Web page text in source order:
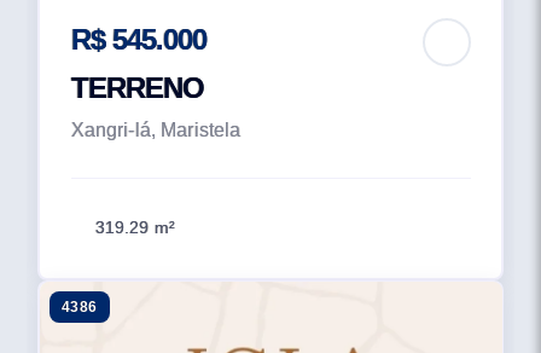
R$ 545.000
TERRENO
Xangri-lá, Maristela
319.29 m²
4386